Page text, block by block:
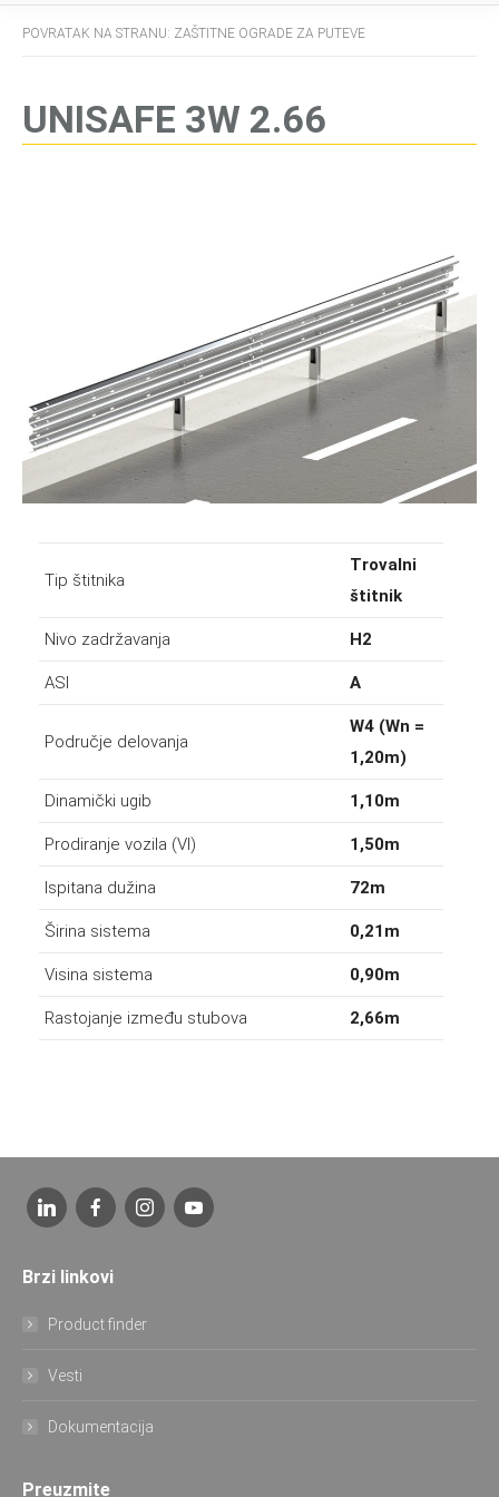
POVRATAK NA STRANU: ZAŠTITNE OGRADE ZA PUTEVE
UNISAFE 3W 2.66
Tip štitnika
Trovalni
štitnik
Nivo zadržavanja H2
ASI A
Područje delovanja
W4 (Wn =
1,20m)
Dinamički ugib 1,10m
Prodiranje vozila (VI) 1,50m
Ispitana dužina 72m
Širina sistema 0,21m
Visina sistema 0,90m
Rastojanje između stubova 2,66m
Brzi linkovi
Product finder
Vesti
Dokumentacija
Preuzmite